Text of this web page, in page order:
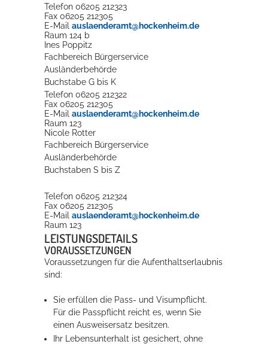
Telefon 06205 212323
Fax 06205 212305
E-Mail auslaenderamt@hockenheim.de
Raum 124 b
Ines Poppitz
Fachbereich Bürgerservice
Ausländerbehörde
Buchstabe G bis K
Telefon 06205 212322
Fax 06205 212305
E-Mail auslaenderamt@hockenheim.de
Raum 123
Nicole Rotter
Fachbereich Bürgerservice
Ausländerbehörde
Buchstaben S bis Z
Telefon 06205 212324
Fax 06205 212305
E-Mail auslaenderamt@hockenheim.de
Raum 123
LEISTUNGSDETAILS
VORAUSSETZUNGEN
Voraussetzungen für die Aufenthaltserlaubnis
sind:
Sie erfüllen die Pass- und Visumpflicht.
Für die Passpflicht reicht es, wenn Sie
einen Ausweisersatz besitzen.
Ihr Lebensunterhalt ist gesichert, ohne